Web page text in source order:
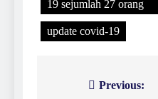
19 sejumlah 27 orang
update covid-19
NavigasiPrevious: